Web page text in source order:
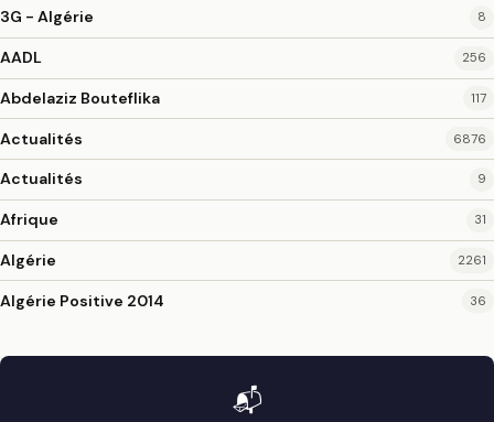
3G - Algérie 8
AADL 256
Abdelaziz Bouteflika 117
Actualités 6876
Actualités 9
Afrique 31
Algérie 2261
Algérie Positive 2014 36
📬